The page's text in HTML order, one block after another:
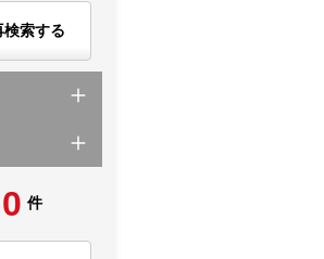
検索する
0 件